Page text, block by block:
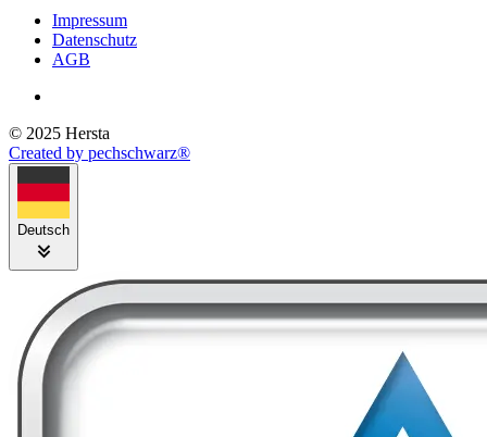
Impressum
Datenschutz
AGB
© 2025 Hersta
Created by pechschwarz®
Deutsch